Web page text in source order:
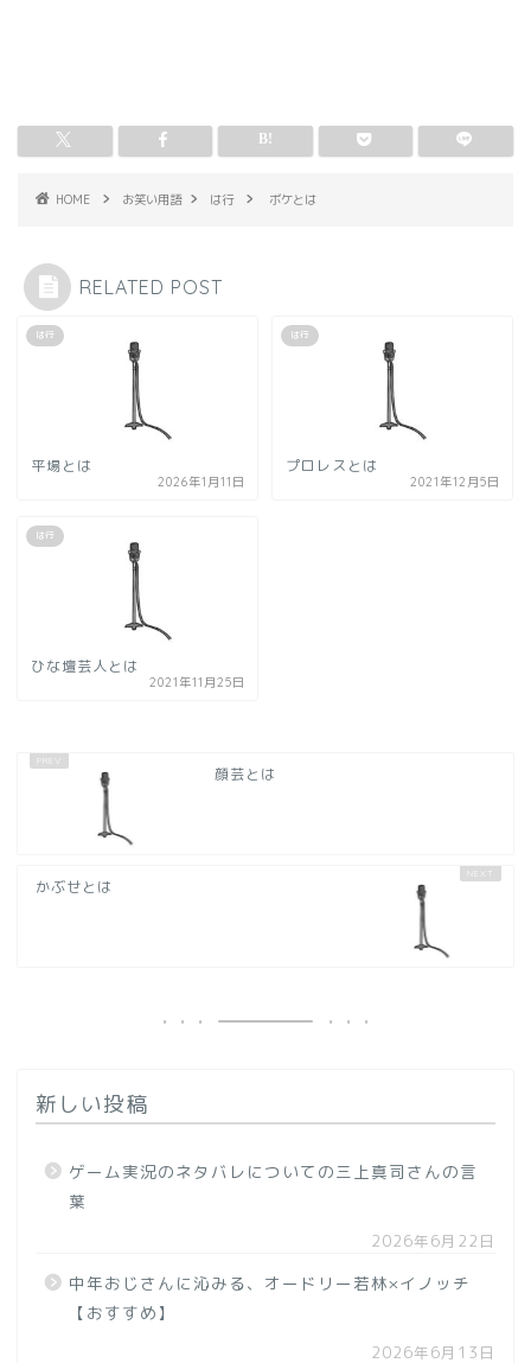
HOME お笑い用語 は行 ボケとは
RELATED POST
は行
平場とは
2026年1月11日
は行
プロレスとは
2021年12月5日
は行
ひな壇芸人とは
2021年11月25日
顔芸とは
かぶせとは
新しい投稿
ゲーム実況のネタバレについての三上真司さんの言
葉
2026年6月22日
中年おじさんに沁みる、オードリー若林×イノッチ
【おすすめ】
2026年6月13日